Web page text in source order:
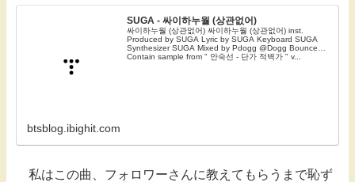
SUGA - 싸이하누월 (상관없어)
싸이하누월 (상관없어) 싸이하누월 (상관없어) inst.
Produced by SUGA Lyric by SUGA Keyboard SUGA
Synthesizer SUGA Mixed by Pdogg @Dogg Bounce
Contain sample from " 안숙선 - 단가 적벽가 " v...
btsblog.ibighit.com
私はこの曲、フォロワーさんに教えてもらうまで恥ず